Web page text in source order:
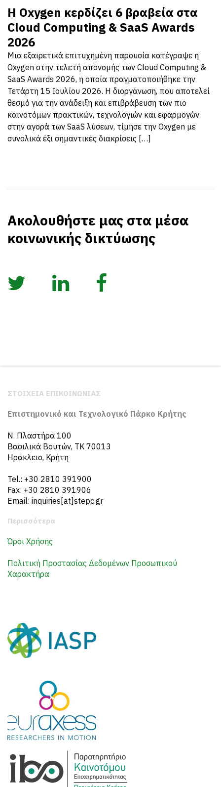
Η Oxygen κερδίζει 6 βραβεία στα
Cloud Computing & SaaS Awards
2026
Μια εξαιρετικά επιτυχημένη παρουσία κατέγραψε η
Oxygen στην τελετή απονομής των Cloud Computing &
SaaS Awards 2026, η οποία πραγματοποιήθηκε την
Τετάρτη 15 Ιουλίου 2026. Η διοργάνωση, που αποτελεί
θεσμό για την ανάδειξη και επιβράβευση των πιο
καινοτόμων πρακτικών, τεχνολογιών και εφαρμογών
στην αγορά των SaaS λύσεων, τίμησε την Oxygen με
συνολικά έξι σημαντικές διακρίσεις […]
Ακολουθήστε μας στα μέσα
κοινωνικής δικτύωσης
ΣΤΟΙΧΕΙΑ ΕΠΙΚΟΙΝΩΝΙΑΣ
Επιστημονικό και Τεχνολογικό Πάρκο Κρήτης
N. Πλαστήρα 100
Βασιλικά Βουτών, ΤΚ 70013
Ηράκλειο, Κρήτη
Tel.: +30 2810 391900
Fax: +30 2810 391906
Email: inquiries[at]stepc.gr
Περισσότερα
Όροι Χρήσης
Πολιτική Προστασίας Δεδομένων Προσωπικού
Χαρακτήρα